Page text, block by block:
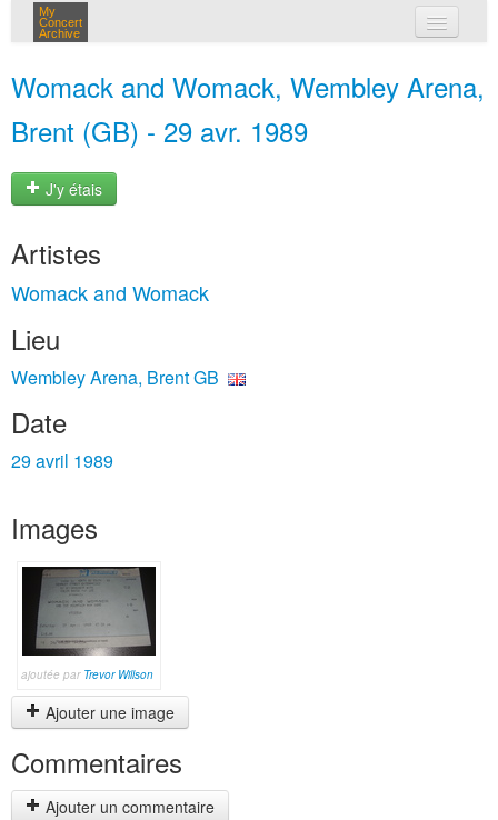
My
Concert
Archive
Womack and Womack, Wembley Arena,
Brent (GB) - 29 avr. 1989
J'y étais
Artistes
Womack and Womack
Lieu
Wembley Arena, Brent GB
Date
29 avril 1989
Images
ajoutée par Trevor Willson
Ajouter une image
Commentaires
Ajouter un commentaire